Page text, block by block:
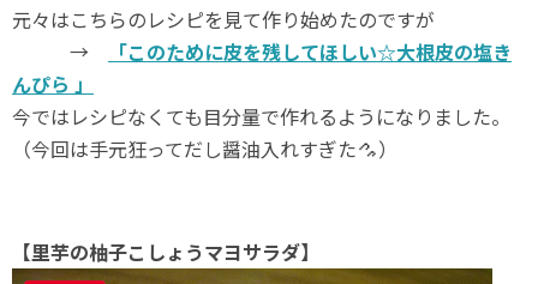
元々はこちらのレシピを見て作り始めたのですが
→
「このために皮を残してほしい☆大根皮の塩き
んぴら 」
今ではレシピなくても目分量で作れるようになりました。
（今回は手元狂ってだし醤油入れすぎた
）
【里芋の柚子こしょうマヨサラダ】